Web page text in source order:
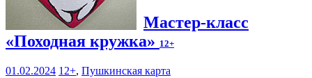
Мастер-класс
«Походная кружка» 12+
01.02.2024 12+, Пушкинская карта